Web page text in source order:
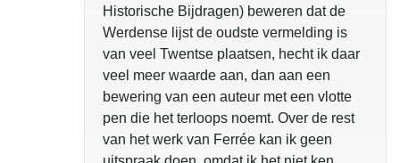
Historische Bijdragen) beweren dat de
Werdense lijst de oudste vermelding is
van veel Twentse plaatsen, hecht ik daar
veel meer waarde aan, dan aan een
bewering van een auteur met een vlotte
pen die het terloops noemt. Over de rest
van het werk van Ferrée kan ik geen